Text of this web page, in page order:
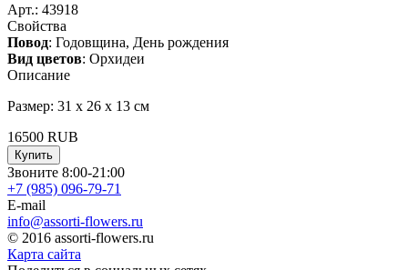
Арт.: 43918
Свойства
Повод: Годовщина, День рождения
Вид цветов: Орхидеи
Описание
Размер: 31 х 26 х 13 см
16500 RUB
Купить
Звоните 8:00-21:00
+7 (985) 096-79-71
E-mail
info@assorti-flowers.ru
© 2016 assorti-flowers.ru
Карта сайта